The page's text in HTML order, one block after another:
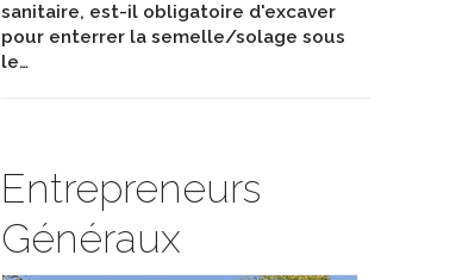
sanitaire, est-il obligatoire d'excaver
pour enterrer la semelle/solage sous
le…
Entrepreneurs
Généraux